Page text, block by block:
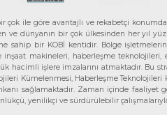
çok ile göre avantajlı ve rekabetçi
dünyanın bir çok ülkesinden her yıl
sahip bir KOBİ kentidir. Bölge
inşaat makineleri, haberleşme
hacimli işlere imzalarını atmaktadır.
Kümelenmesi, Haberleşme
sağlamaktadır. Zaman içinde
yenilikçi ve sürdürülebilir